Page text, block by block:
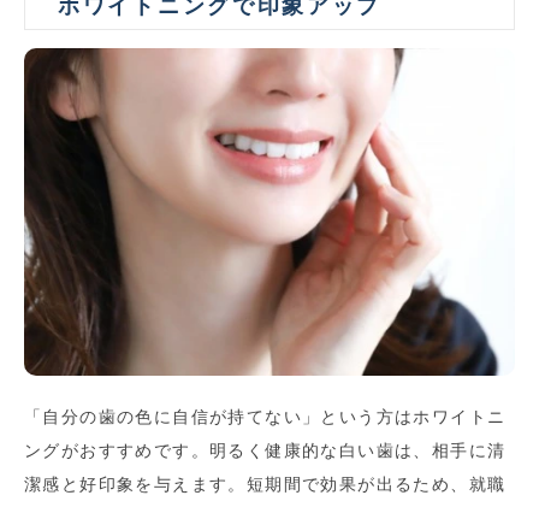
ホワイトニングで印象アップ
「自分の歯の色に自信が持てない」という方はホワイトニ
ングがおすすめです。明るく健康的な白い歯は、相手に清
潔感と好印象を与えます。短期間で効果が出るため、就職